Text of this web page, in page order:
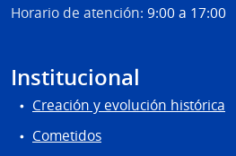
Horario de atención: 9:00 a 17:00
Institucional
Creación y evolución histórica
Cometidos